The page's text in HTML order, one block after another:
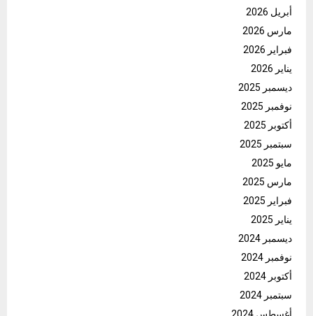
أبريل 2026
مارس 2026
فبراير 2026
يناير 2026
ديسمبر 2025
نوفمبر 2025
أكتوبر 2025
سبتمبر 2025
مايو 2025
مارس 2025
فبراير 2025
يناير 2025
ديسمبر 2024
نوفمبر 2024
أكتوبر 2024
سبتمبر 2024